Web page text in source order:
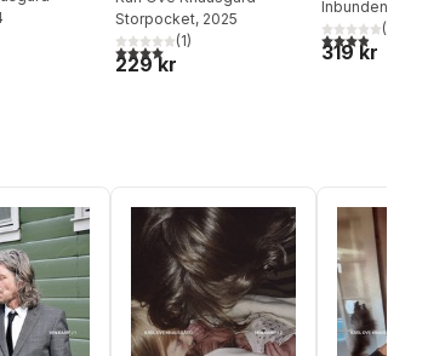
Totalt antal röster:
Storpocket, 2025
4,0utav 5 stjärnor. Totalt antal röster:
(1)
229 kr
Inbunden
3,9utav 5(
319 kr